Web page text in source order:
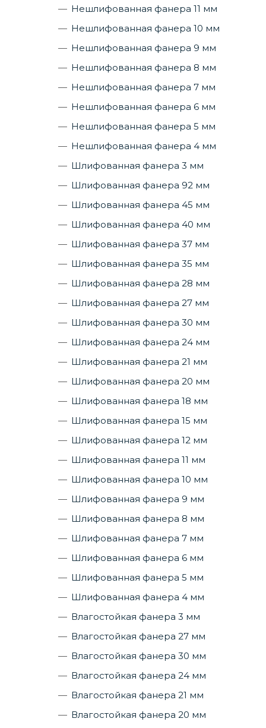
Нешлифованная фанера 11 мм
Нешлифованная фанера 10 мм
Нешлифованная фанера 9 мм
Нешлифованная фанера 8 мм
Нешлифованная фанера 7 мм
Нешлифованная фанера 6 мм
Нешлифованная фанера 5 мм
Нешлифованная фанера 4 мм
Шлифованная фанера 3 мм
Шлифованная фанера 92 мм
Шлифованная фанера 45 мм
Шлифованная фанера 40 мм
Шлифованная фанера 37 мм
Шлифованная фанера 35 мм
Шлифованная фанера 28 мм
Шлифованная фанера 27 мм
Шлифованная фанера 30 мм
Шлифованная фанера 24 мм
Шлифованная фанера 21 мм
Шлифованная фанера 20 мм
Шлифованная фанера 18 мм
Шлифованная фанера 15 мм
Шлифованная фанера 12 мм
Шлифованная фанера 11 мм
Шлифованная фанера 10 мм
Шлифованная фанера 9 мм
Шлифованная фанера 8 мм
Шлифованная фанера 7 мм
Шлифованная фанера 6 мм
Шлифованная фанера 5 мм
Шлифованная фанера 4 мм
Влагостойкая фанера 3 мм
Влагостойкая фанера 27 мм
Влагостойкая фанера 30 мм
Влагостойкая фанера 24 мм
Влагостойкая фанера 21 мм
Влагостойкая фанера 20 мм